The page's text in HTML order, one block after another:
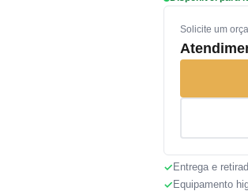
Solicite um
Entrega e
Equipamento